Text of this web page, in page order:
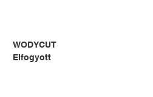
WODYCUT
Elfogyott